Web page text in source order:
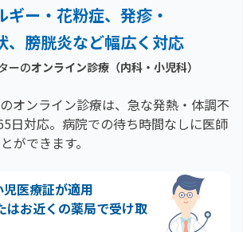
ギー・花粉症、 発疹・
、膀胱炎など幅広く対応
ーのオンライン診療（内科・小児科）
オンライン診療は、急な発熱・体調不
日対応。 病院での待ち時間なしに医師
ができます。
医療証が適用
はお近くの薬局で受け取